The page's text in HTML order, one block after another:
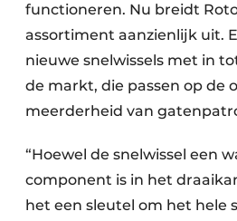
functioneren. Nu breidt
assortiment aanzienlijk uit.
nieuwe snelwissels met in
de markt, die passen op de
meerderheid van
“Hoewel de snelwissel een
component is in het
het een sleutel om het hele